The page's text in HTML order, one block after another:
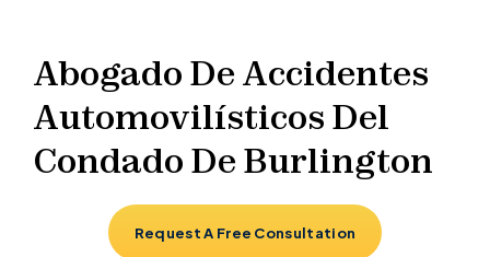
Abogado De Accidentes
Automovilísticos Del
Condado De Burlington
Request A Free Consultation